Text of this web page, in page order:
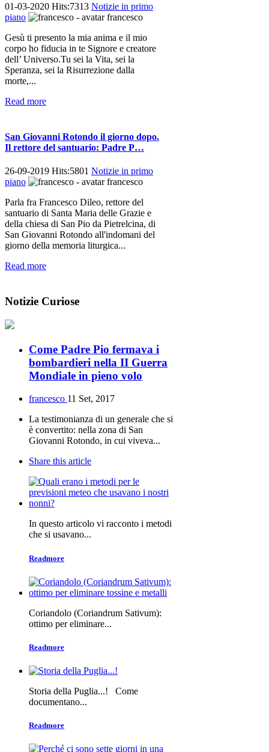
01-03-2020 Hits:7313 Notizie in primo
piano
francesco
Gesù ti presento la mia anima e il mio
corpo ho fiducia in te Signore e creatore
dell’ Universo.Tu sei la Vita, sei la
Speranza, sei la Risurrezione dalla
morte,...
Read more
San Giovanni Rotondo il giorno dopo.
Il rettore del santuario: Padre P…
26-09-2019 Hits:5801 Notizie in primo
piano
francesco
Parla fra Francesco Dileo, rettore del
santuario di Santa Maria delle Grazie e
della chiesa di San Pio da Pietrelcina, di
San Giovanni Rotondo all'indomani del
giorno della memoria liturgica...
Read more
Notizie Curiose
Come Padre Pio fermava i
bombardieri nella II Guerra
Mondiale in pieno volo
francesco 11 Set, 2017
La testimonianza di un generale che si
è convertito: nella zona di San
Giovanni Rotondo, in cui viveva...
Share this article
In questo articolo vi racconto i metodi
che si usavano...
Readmore
Coriandolo (Coriandrum Sativum):
ottimo per eliminare...
Readmore
Storia della Puglia...! Come
documentano...
Readmore